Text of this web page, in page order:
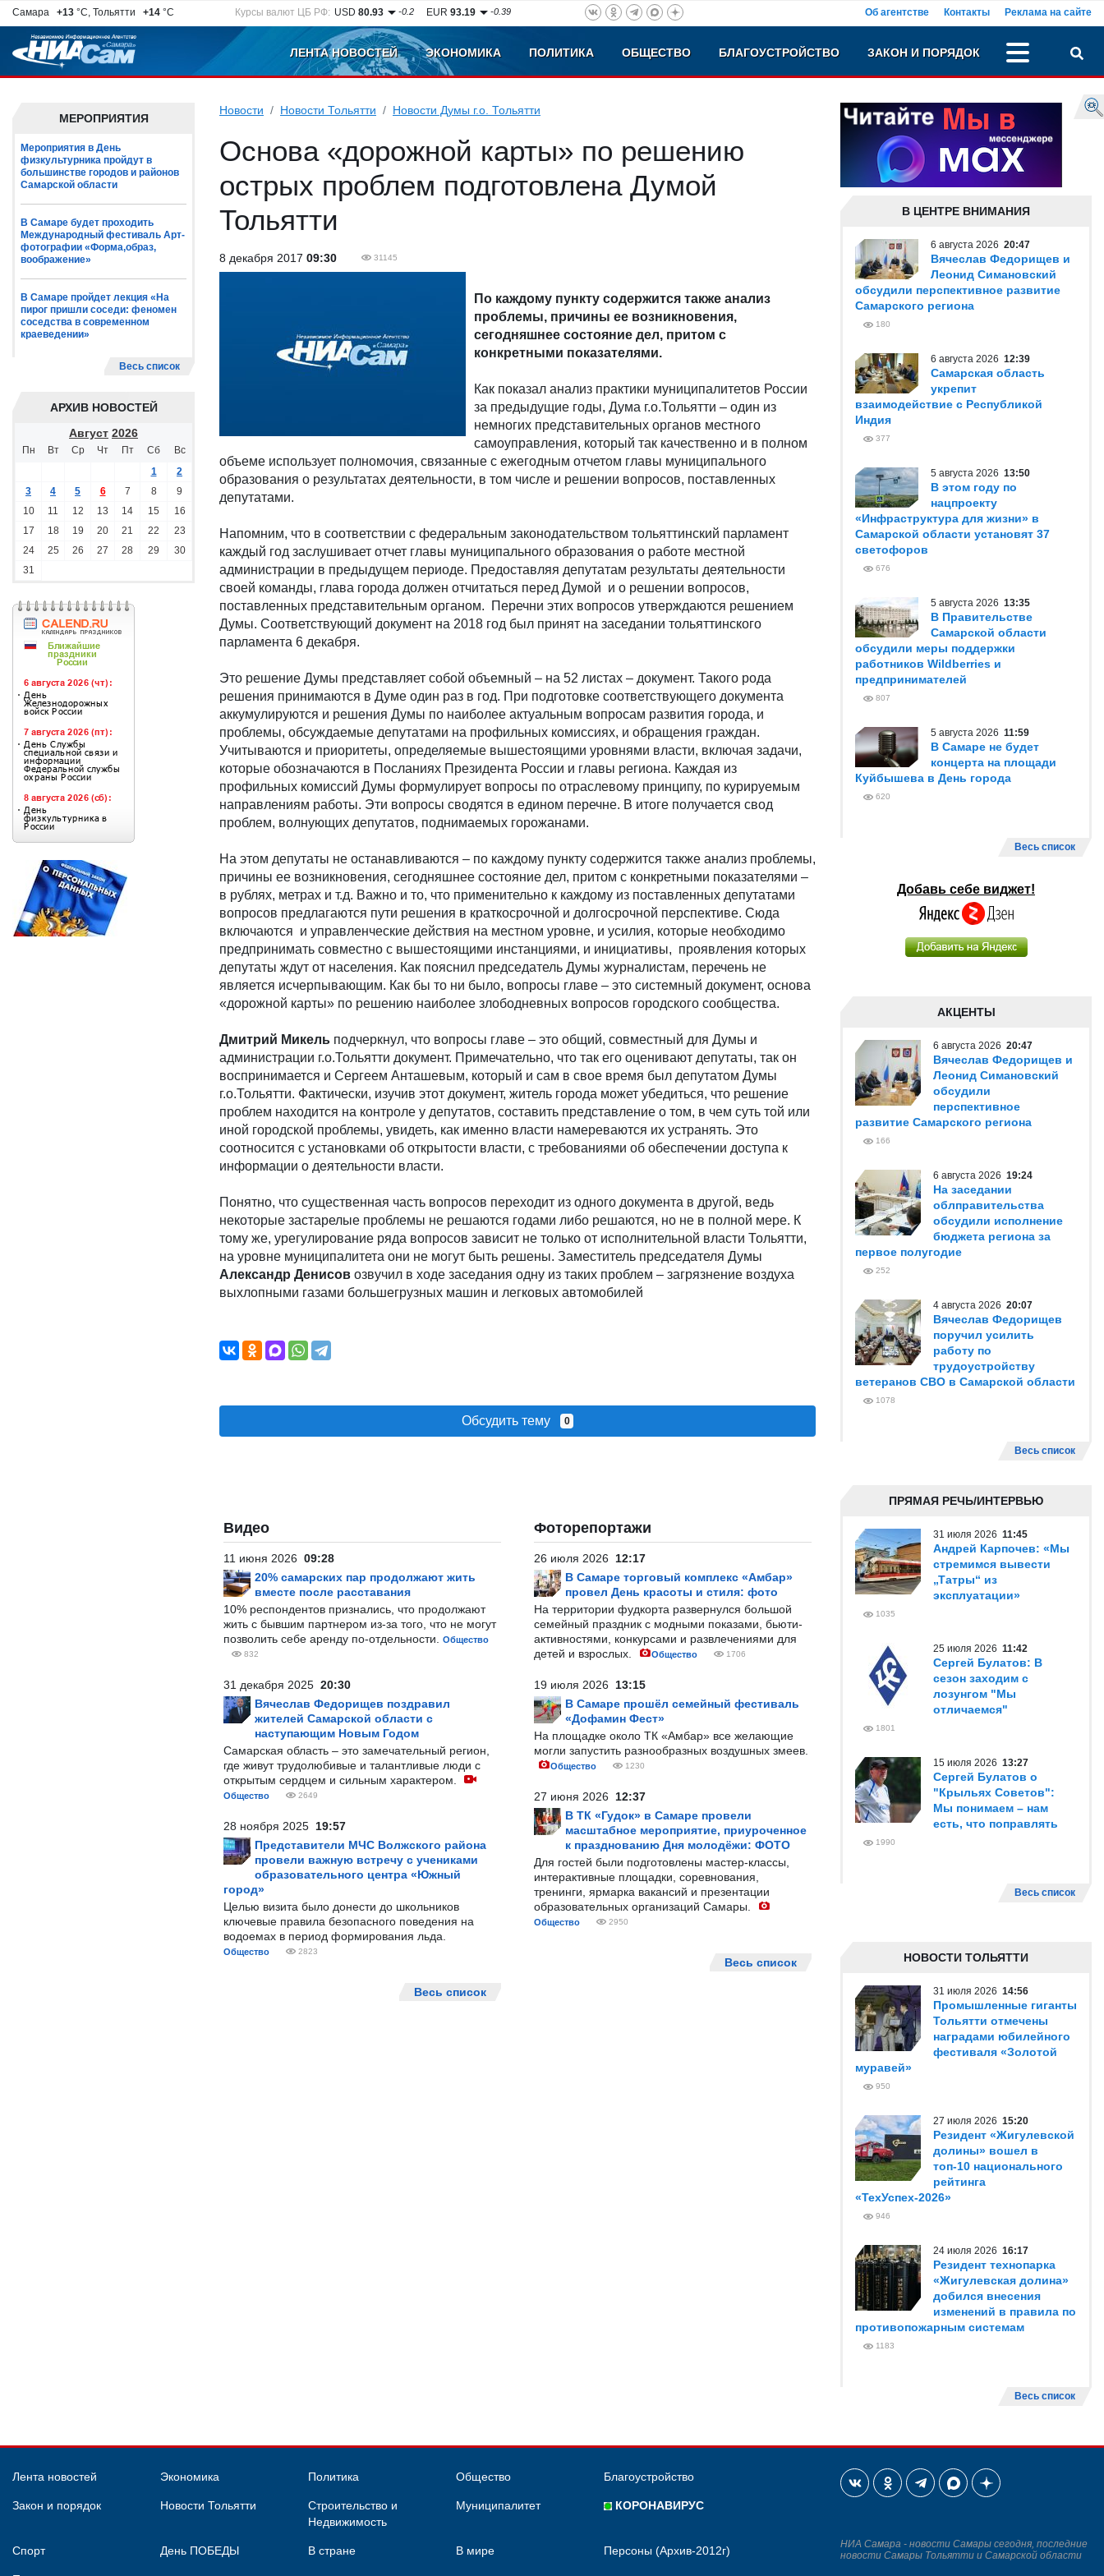
Самара +13 °C, Тольятти +14 °C Курсы валют ЦБ РФ: USD80.93 -0.2 EUR93.19 -0.39 Об агентстве Контакты Реклама на сайте
ЛЕНТА НОВОСТЕЙ ЭКОНОМИКА ПОЛИТИКА ОБЩЕСТВО БЛАГОУСТРОЙСТВО ЗАКОН И ПОРЯДОК
МЕРОПРИЯТИЯ
Мероприятия в День
физкультурника пройдут в
большинстве городов и районов
Самарской области
В Самаре будет проходить
Международный фестиваль Арт-
фотографии «Форма,образ,
воображение»
В Самаре пройдет лекция «На
пирог пришли соседи: феномен
соседства в современном
краеведении»
Весь список
АРХИВ НОВОСТЕЙ
Август 2026
Пн Вт Ср Чт Пт Сб
Вс
1
2
3
4 5 6 7 8
9
10
11 12 13 14 15
16
17
18 19 20 21 22
23
24
25 26 27 28 29
30
31
Новости Новости Тольятти Новости Думы г.о. Тольятти
Основа «дорожной карты» по решению
острых проблем подготовлена Думой
Тольятти
8 декабря 2017 09:30 31145
По каждому пункту содержится также анализ
проблемы, причины ее возникновения,
сегодняшнее состояние дел, притом с
конкретными показателями.
Как показал анализ практики муниципалитетов России
за предыдущие годы, Дума г.о.Тольятти – один из
немногих представительных органов местного
самоуправления, который так качественно и в полном
объеме использует полномочия, связанные с ежегодным отчетом главы муниципального
образования о результатах деятельности, в том числе и решении вопросов, поставленных
депутатами.
Напомним, что в соответствии с федеральным законодательством тольяттинский парламент
каждый год заслушивает отчет главы муниципального образования о работе местной
администрации в предыдущем периоде. Предоставляя депутатам результаты деятельности
своей команды, глава города должен отчитаться перед Думой и о решении вопросов,
поставленных представительным органом. Перечни этих вопросов утверждаются решением
Думы. Соответствующий документ на 2018 год был принят на заседании тольяттинского
парламента 6 декабря.
Это решение Думы представляет собой объемный – на 52 листах – документ. Такого рода
решения принимаются в Думе один раз в год. При подготовке соответствующего документа
аккумулируются и решения Думы по наиболее актуальным вопросам развития города, и
проблемы, обсуждаемые депутатами на профильных комиссиях, и обращения граждан.
Учитываются и приоритеты, определяемые вышестоящими уровнями власти, включая задачи,
которые обозначаются в Посланиях Президента России и главы региона. Каждая из
профильных комиссий Думы формулирует вопросы по отраслевому принципу, по курируемым
направлениям работы. Эти вопросы сводятся в едином перечне. В итоге получается свод
проблем, волнующих депутатов, поднимаемых горожанами.
На этом депутаты не останавливаются – по каждому пункту содержится также анализ проблемы,
причины ее возникновения, сегодняшнее состояние дел, притом с конкретными показателями –
в рублях, метрах и т.д. Важно и то, что применительно к каждому из поставленных депутатами
вопросов предлагаются пути решения в краткосрочной и долгосрочной перспективе. Сюда
включаются и управленческие действия на местном уровне, и усилия, которые необходимо
предпринимать совместно с вышестоящими инстанциями, и инициативы, проявления которых
депутаты ждут от населения. Как пояснил председатель Думы журналистам, перечень не
является исчерпывающим. Как бы то ни было, вопросы главе – это системный документ, основа
«дорожной карты» по решению наиболее злободневных вопросов городского сообщества.
Дмитрий Микель подчеркнул, что вопросы главе – это общий, совместный для Думы и
администрации г.о.Тольятти документ. Примечательно, что так его оценивают депутаты, так он
воспринимается и Сергеем Анташевым, который и сам в свое время был депутатом Думы
г.о.Тольятти. Фактически, изучив этот документ, житель города может убедиться, что решение
проблем находится на контроле у депутатов, составить представление о том, в чем суть той или
иной городской проблемы, увидеть, как именно власти намереваются их устранять. Это
соотносится с установками об открытости власти, с требованиями об обеспечении доступа к
информации о деятельности власти.
Понятно, что существенная часть вопросов переходит из одного документа в другой, ведь
некоторые застарелые проблемы не решаются годами либо решаются, но не в полной мере. К
тому же, урегулирование ряда вопросов зависит не только от исполнительной власти Тольятти,
на уровне муниципалитета они не могут быть решены. Заместитель председателя Думы
Александр Денисов озвучил в ходе заседания одну из таких проблем – загрязнение воздуха
выхлопными газами большегрузных машин и легковых автомобилей
Обсудить тему 0
Видео
11 июня 2026 09:28
20% самарских пар продолжают жить
вместе после расставания
10% респондентов признались, что продолжают
жить с бывшим партнером из-за того, что не могут
позволить себе аренду по-отдельности.
Общество
832
31 декабря 2025 20:30
Вячеслав Федорищев поздравил
жителей Самарской области с
наступающим Новым Годом
Самарская область – это замечательный регион,
где живут трудолюбивые и талантливые люди с
открытым сердцем и сильным характером.
Общество 2649
28 ноября 2025 19:57
Представители МЧС Волжского района
провели важную встречу с учениками
образовательного центра «Южный
город»
Целью визита было донести до школьников
ключевые правила безопасного поведения на
водоемах в период формирования льда.
Общество 2823
Весь список
Фоторепортажи
26 июля 2026 12:17
В Самаре торговый комплекс «Амбар»
провел День красоты и стиля: фото
На территории фудкорта развернулся большой
семейный праздник с модными показами, бьюти-
активностями, конкурсами и развлечениями для
детей и взрослых.
Общество 1706
19 июля 2026 13:15
В Самаре прошёл семейный фестиваль
«Дофамин Фест»
На площадке около ТК «Амбар» все желающие
могли запустить разнообразных воздушных змеев.
Общество 1230
27 июня 2026 12:37
В ТК «Гудок» в Самаре провели
масштабное мероприятие, приуроченное
к празднованию Дня молодёжи: ФОТО
Для гостей были подготовлены мастер-классы,
интерактивные площадки, соревнования,
тренинги, ярмарка вакансий и презентации
образовательных организаций Самары.
Общество 2950
Весь список
В ЦЕНТРЕ ВНИМАНИЯ
6 августа 2026 20:47
Вячеслав Федорищев и
Леонид Симановский
обсудили перспективное развитие
Самарского региона
180
6 августа 2026 12:39
Самарская область
укрепит
взаимодействие с Республикой
Индия
377
5 августа 2026 13:50
В этом году по
нацпроекту
«Инфраструктура для жизни» в
Самарской области установят 37
светофоров
676
5 августа 2026 13:35
В Правительстве
Самарской области
обсудили меры поддержки
работников Wildberries и
предпринимателей
807
5 августа 2026 11:59
В Самаре не будет
концерта на площади
Куйбышева в День города
620
Весь список
Добавь себе виджет!
АКЦЕНТЫ
6 августа 2026 20:47
Вячеслав Федорищев и
Леонид Симановский
обсудили
перспективное
развитие Самарского региона
166
6 августа 2026 19:24
На заседании
облправительства
обсудили исполнение
бюджета региона за
первое полугодие
252
4 августа 2026 20:07
Вячеслав Федорищев
поручил усилить
работу по
трудоустройству
ветеранов СВО в Самарской области
1078
Весь список
ПРЯМАЯ РЕЧЬ/ИНТЕРВЬЮ
31 июля 2026 11:45
Андрей Карпочев: «Мы
стремимся вывести
„Татры“ из
эксплуатации»
1035
25 июля 2026 11:42
Сергей Булатов: В
сезон заходим с
лозунгом "Мы
отличаемся"
1801
15 июля 2026 13:27
Сергей Булатов о
"Крыльях Советов":
Мы понимаем – нам
есть, что поправлять
1990
Весь список
НОВОСТИ ТОЛЬЯТТИ
31 июля 2026 14:56
Промышленные гиганты
Тольятти отмечены
наградами юбилейного
фестиваля «Золотой
муравей»
950
27 июля 2026 15:20
Резидент «Жигулевской
долины» вошел в
топ-10 национального
рейтинга
«ТехУспех-2026»
946
24 июля 2026 16:17
Резидент технопарка
«Жигулевская долина»
добился внесения
изменений в правила по
противопожарным системам
1183
Весь список
Лента новостей Экономика Политика Общество Благоустройство
Закон и порядок Новости Тольятти
Строительство и
Недвижимость
Муниципалитет КОРОНАВИРУС
Спорт День ПОБЕДЫ В стране В мире Персоны (Архив-2012г)
НИА Самара - новости Самары сегодня, последние
новости Самары Тольятти и Самарской области